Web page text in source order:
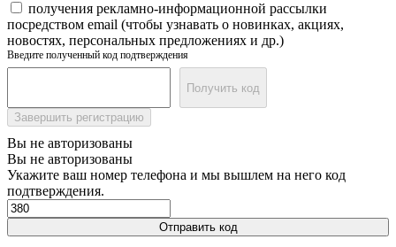
получения рекламно-информационной рассылки
посредством email (чтобы узнавать о новинках, акциях,
новостях, персональных предложениях и др.)
Введите полученный код подтверждения
Получить код
Завершить регистрацию
Вы не авторизованы
Вы не авторизованы
Укажите ваш номер телефона и мы вышлем на него код
подтверждения.
Отправить код